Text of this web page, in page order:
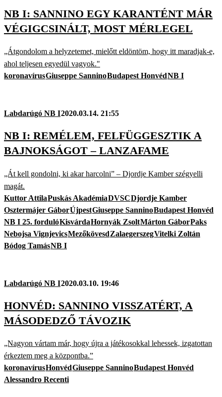
NB I: SANNINO EGY KARANTÉNT MÁR
VÉGIGCSINÁLT, MOST MÉRLEGEL
„Átgondolom a helyzetemet, mielőtt eldöntöm, hogy itt maradjak-e,
ahol teljesen egyedül vagyok."
koronavírusGiuseppe SanninoBudapest HonvédNB I
Labdarúgó NB I2020.03.14. 21:55
NB I: REMÉLEM, FELFÜGGESZTIK A
BAJNOKSÁGOT – LANZAFAME
„Át kell gondolni, ki akar harcolni” – Djordje Kamber szégyelli
magát.
Kuttor AttilaPuskás AkadémiaDVSCDjordje Kamber
Osztermájer GáborÚjpestGiuseppe SanninoBudapest Honvéd
NB I 25. fordulóKisvárdaHornyák ZsoltMárton GáborPaks
Nebojsa VignjevicsMezőkövesdZalaegerszegVitelki Zoltán
Bódog TamásNB I
Labdarúgó NB I2020.03.10. 19:46
HONVÉD: SANNINO VISSZATÉRT, A
MÁSODEDZŐ TÁVOZIK
„Nagyon vártam már, hogy újra a játékosokkal lehessek, izgatottan
érkeztem meg a központba.”
koronavírusHonvédGiuseppe SanninoBudapest Honvéd
Alessandro Recenti